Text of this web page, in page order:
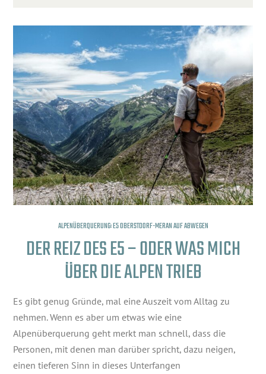
ALPENÜBERQUERUNG: E5 OBERSTDORF-MERAN AUF ABWEGEN
DER REIZ DES E5 – ODER WAS MICH
ÜBER DIE ALPEN TRIEB
Es gibt genug Gründe, mal eine Auszeit vom Alltag zu
nehmen. Wenn es aber um etwas wie eine
Alpenüberquerung geht merkt man schnell, dass die
Personen, mit denen man darüber spricht, dazu neigen,
einen tieferen Sinn in dieses Unterfangen